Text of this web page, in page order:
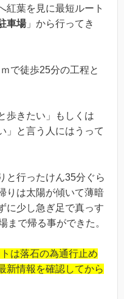
紅葉を見に最短ルート
車場」から行ってき
で徒歩25分の工程と
歩きたい」もしくは
」と言う人にはうって
と行ったけん35分ぐら
りは太陽が傾いて薄暗
に少し急ぎ足で真っす
まで帰る事ができた。
は落石の為通行止め
新情報を確認してから